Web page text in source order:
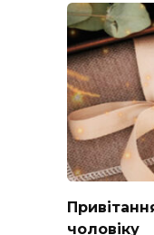
чоловіку